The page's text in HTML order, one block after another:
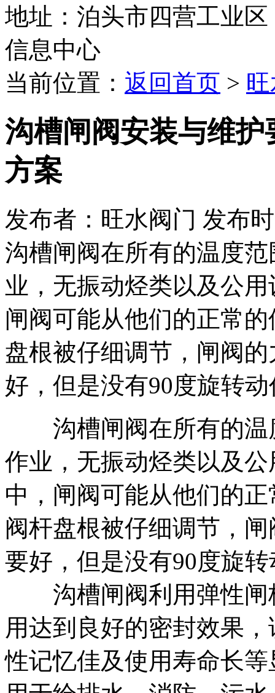
地址：泊头市四营工业区
信息中心
当前位置： 返回首页 >
沟槽闸阀安装与维
方案
发布者：旺水阀门 发布
沟槽闸阀在所有的温度
业，无振动烃类以及公
闸阀可能从他们的正常
盘根被仔细调节，闸阀
好，但是没有90度旋转
沟槽闸阀在所有的温
作业，无振动烃类以及
中，闸阀可能从他们的
阀杆盘根被仔细调节，
要好，但是没有90度旋
沟槽闸阀利用弹性闸
用达到良好的密封效果
性记忆佳及使用寿命长